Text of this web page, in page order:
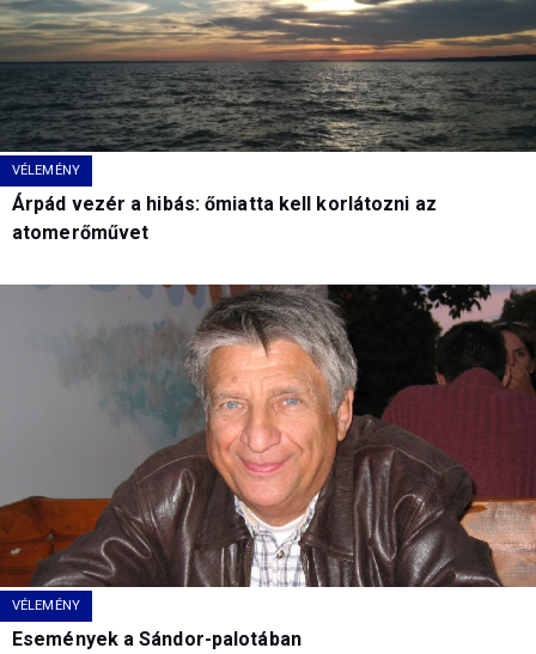
VÉLEMÉNY
Árpád vezér a hibás: őmiatta kell korlátozni az
atomerőművet
VÉLEMÉNY
Események a Sándor-palotában